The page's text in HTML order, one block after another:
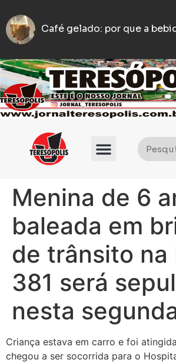
Menina de 6
baleada em
de trânsito na
381 será
nesta
Criança estava em carro e foi
chegou a ser socorrida para o